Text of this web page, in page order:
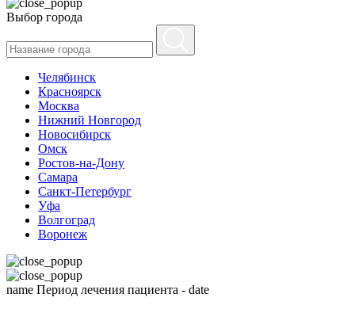
Выбор города
Челябинск
Красноярск
Москва
Нижний Новгород
Новосибирск
Омск
Ростов-на-Дону
Самара
Санкт-Петербург
Уфа
Волгоград
Воронеж
name Период лечения пациента - date